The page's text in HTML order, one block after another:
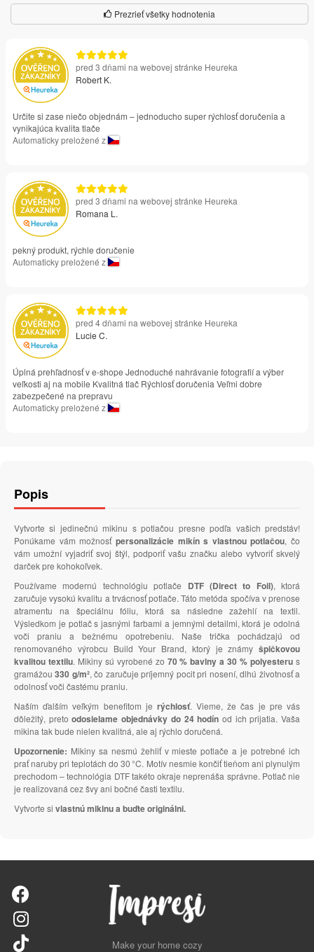
Prezrieť všetky hodnotenia
pred 3 dňami na webovej stránke Heureka
Robert K.
Určite si zase niečo objednám – jednoducho super rýchlosť doručenia a
vynikajúca kvalita tlače
Automaticky preložené z
pred 3 dňami na webovej stránke Heureka
Romana L.
pekný produkt, rýchle doručenie
Automaticky preložené z
pred 4 dňami na webovej stránke Heureka
Lucie C.
Úplná prehľadnosť v e-shope Jednoduché nahrávanie fotografií a výber
veľkosti aj na mobile Kvalitná tlač Rýchlosť doručenia Veľmi dobre
zabezpečené na prepravu
Automaticky preložené z
Popis
Vytvorte si jedinečnú mikinu s potlačou presne podľa vašich predstáv!
Ponúkame vám možnosť personalizácie mikín s vlastnou potlačou, čo
vám umožní vyjadriť svoj štýl, podporiť vašu značku alebo vytvoriť skvelý
darček pre kohokoľvek.
Používame modernú technológiu potlače DTF (Direct to Foil), ktorá
zaručuje vysokú kvalitu a trvácnosť potlače. Táto metóda spočíva v prenose
atramentu na špeciálnu fóliu, ktorá sa následne zažehlí na textil.
Výsledkom je potlač s jasnými farbami a jemnými detailmi, ktorá je odolná
voči praniu a bežnému opotrebeniu. Naše trička pochádzajú od
renomovaného výrobcu Build Your Brand, ktorý je známy špičkovou
kvalitou textilu. Mikiny sú vyrobené zo 70 % bavlny a 30 % polyesteru s
gramážou330 g/m², čo zaručuje príjemný pocit pri nosení, dlhú životnosť a
odolnosť voči častému praniu.
Naším ďalším veľkým benefitom je rýchlosť. Vieme, že čas je pre vás
dôležitý, pretoodosielame objednávky do 24 hodín od ich prijatia. Vaša
mikina tak bude nielen kvalitná, ale aj rýchlo doručená.
Upozornenie: Mikiny sa nesmú žehliť v mieste potlače a je potrebné ich
prať naruby pri teplotách do 30 °C. Motív nesmie končiť tieňom ani plynulým
prechodom – technológia DTF takéto okraje neprenáša správne. Potlač nie
je realizovaná cez švy ani bočné časti textilu.
Vytvorte si vlastnú mikinu a buďte originálni.
Make your home cozy